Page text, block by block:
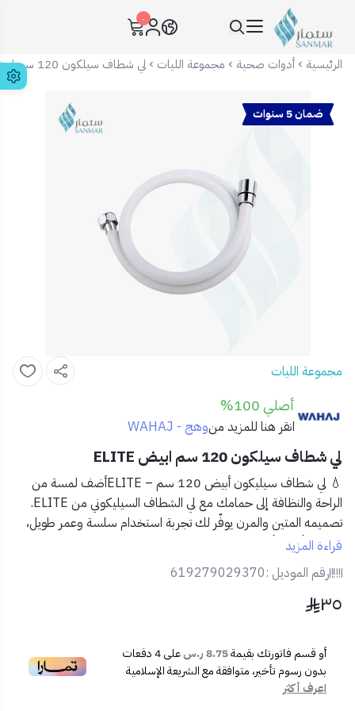
سنمار Sanmar
٠
الرئيسية أدوات صحية مجموعة الليات لي شطاف سيلكون 120 سم ابيض ELITE
ضمان 5 سنوات
مجموعة الليات
أصلي 100%
انقر هنا للمزيد منوهج - WAHAJ
لي شطاف سيلكون 120 سم ابيض ELITE
💧 لي شطاف سيليكون أبيض 120 سم – ELITEأضف لمسة من
الراحة والنظافة إلى حمامك مع لي الشطاف السيليكوني من ELITE.
تصميمه المتين والمرن يوفّر لك تجربة استخدام سلسة وعمر طويل،
مع لون أبيض أنيق يتماشى مع مختلف ديكورات الحمامات.
✅ المميزات:
طول 120 سم لتوفير مرونة أكبر في الاستخدام.
مقاوم للماء والضغط العالي.
تصميم ناعم بلمسة عصرية مناسبة للحمامات الحديثة.
📦 المحتويات:
قراءة المزيد
رقم الموديل :619279029370
٣٥
أو قسم فاتورتك بقيمة8.75 ر.س على4دفعات
بدون رسوم تأخير، متوافقة مع الشريعة الإسلامية
اعرف أكثر